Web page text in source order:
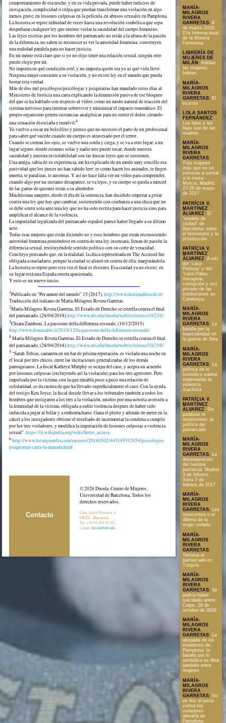
comportamiento de esa noche, y en su vida privada, puede haber indicios de
instigación, complicidad o culpa que puedan transformar una violación en algo
menos grave, en lesiones culposas en la película, en abusos sexuales en Pamplona.
La historia se repite infinidad de veces hasta una revolución simbólica que sepa
despedazar cualquier ley que intente violar la sacralidad del cuerpo femenino.
Las leyes escritas por los hombres del patriarcado no están a la altura de la pasión
de la diferencia, no saben ni reconocer ni ver la autoridad femenina; construyen
una realidad paralela para no hacer justicia.
En mi mente está claro que si yo no elijo tener una relación sexual, ningún otro
puede elegir por mí.
No importa en qué condición esté, y no importa quién sea yo ni qué vida lleve.
Ninguna mujer consiente a su violación, y no existe ley en el mundo que pueda
borrar esta verdad.
Más de dos mil psicólogos/psicólogas y psiquiatras han mandado estos días al
Ministerio de Justicia una carta explicando la dimensión pasiva de ese bloqueo
del que se ha hablado con respecto al vídeo, como un modo natural de reacción del
sistema nervioso para intentar sobrevivir y minimizar el impacto traumático. El
propio organismo genera sustancias analgésicas para no sentir el dolor, creando
una situación disociada e inmóvil.6
Yo vuelvo a tocar mi bolsillito y pienso que no necesito el parte de un profesional
para saber qué sucede cuando mi cuerpo es atravesado por el terror.
Cuando se cierran los ojos, se vuelve una sorda y ciega, y se va a otro lugar, a un
lugar seguro, donde estamos solas y nadie nos puede tocar; donde nuestra
sacralidad y nuestra inviolabilidad son las únicas leyes que se sostienen.
Una amiga, sabia de su experiencia, me ha explicado de un modo muy sencillo esa
pasividad que los jueces no han sabido leer: es como hacen los animales, te finges
muerta, te paralizas, te ausentas. Y así no hace falta ver un vídeo para comprender,
cuando algo por un instante desaparece, se va lejos, y su cuerpo se queda a merced
de las garras de quienes están a su alrededor.
Muchísimas mujeres, desde el día de la sentencia, han decidido empezar a gritar
contra una ley que hay que cambiar, sosteniendo con confianza a una chica que no
se debe sentir sola ante una ley que no ha sido escrita para hacer justicia sino para
amplificar el alcance de la violencia.
La impunidad legalizada del patriarcado español parece haber llegado a su último
acto.
Todas esas mujeres que están diciendo no y esos hombres que están reconociendo
autoridad femenina poniéndose en contra de una ley insensata, llenan de pasión la
diferencia sexual, restituyéndole sentido político con su corte de veracidad.
Concluyo pensando que, en la realidad, la chica representada en The Accused fue
obligada a trasladarse, porque la ciudad se alineó en contra de ella, marginándola.
La historia se repite pero esta vez el final es distinto. Esa ciudad ya no existe; en
su lugar está una España entera apasionada.
Y esto es un nuevo inicio.
1Publicado en “Per amore del mondo” 15 (2017),http://www.diotimafilosofe.it/
Traducción del italiano de María-Milagros Rivera Garretas.
2María-Milagros Rivera Garretas, El Estado de Derecho se estrella contra el final
del patriarcado, (28/04/2018)http://www.ub.edu/duoda/web/es/textos/10/219/
3Chiara Zamboni, La passione della differenza sessuale, (10/12/2015)
http://www.donnealtri.it/2015/12/la-passione-della-differenza-sessuale/
4 María-Milagros Rivera Garretas, El Estado de Derecho se estrella contra el final
del patriarcado, (28/04/2018)http://www.ub.edu/duoda/web/es/textos/10/219/
5 “Sarah Tobias, camarera en un bar de pésima reputación, es violada una noche en
el local por tres chicos, entre las incitaciones generalizadas de los demás
parroquianos. La fiscal Kathryn Murphy se ocupa del caso, y acepta un acuerdo
por lesiones culposas (excluyendo así la violación) para los tres agresores. Pero
impulsada por la víctima, con la que entabla poco a poco una relación de
solidaridad, se da cuenta de que ha llevado superficialmente el caso. Con la ayuda
del testigo Ken Joyce, la fiscal decide llevar a los tribunales también a todos los
hombres que instigaron a los tres a la violación, unidos por una notoria aversión a
la feminidad de la víctima, obligada a sufrir violencia despues de haber sido
inducida a jugar al billar y a emborracharse. Gana el pleito y además de meter en la
cárcel a los instigadores obtiene el resultado de incrementar la condena a cumplir
por los tres violadores, y modifica la imputación de lesiones culposas a violencia
sexual”.https://it.wikipedia.org/wiki/Sotto_accusa
6 http://www.lavanguardia.com/sucesos/20180502/443189512054/psicologos-
psiquiatras-carta-la-manada.html
Contacto
© 2026 Duoda. Centro de Mujeres,
Universidad de Barcelona, Todos los
derechos reservados.
Calle Adolf Florensa, 8,
08028 - Barcelona
Tel. +34 93 403 97 92.
e-mail:duoda@ub.edu
MARÍA-
MILAGROS
RIVERA
GARRETAS: 8
de marzo 2018:
Día Internacional
de la Miseria
Femenina
LIBRERÍA DE
MUJERES DE
MILÁN : Hablan
las mujeres,
hablan
MARÍA-
MILAGROS
RIVERA
GARRETAS: El
incesto
LOLA SANTOS
FERNÁNDEZ:
Los hijos y las
hijas son de las
madres
MARÍA-
MILAGROS
RIVERA
GARRETAS:
Tres mujeres
más que no se
volverán a sentar
a la mesa:
Murcia, Madrid,
27-28 de mayo
de 2017
PATRÍCIA V.
MARTÍNEZ
ÀLVAREZ: El
“modelo de
ciudad” de
Barcelona: entre
el feminismo y la
prostitución
PATRÍCIA V.
MARTÍNEZ
ÀLVAREZ: A raíz
del “caso
Pretoria” y del
“caso Palau:
misoginia,
corrupción y uso
privado de las
instituciones en
Catalunya.
MARÍA-
MILAGROS
RIVERA
GARRETAS: La
batalla por la
masculinidad en
la guerra de Siria
MARÍA-
MILAGROS
RIVERA
GARRETAS:
La
política de lo
simbólico vuelve
impensable la
violencia
machista
PATRÍCIA V.
MARTÍNEZ
ÀLVAREZ: Sin
palabras ni
testimonios: la
política del
patriarcado
MARÍA-
MILAGROS
RIVERA
GARRETAS: La
desesperación
del hombre
patriarcal: Madrid
3 de febrero,
Súria 7 de
febrero de 2017
MARÍA-
MILAGROS
RIVERA
GARRETAS: Les
Innocentes o el
dilema de la
mujer violada
MARÍA-
MILAGROS
RIVERA
GARRETAS:
Termina el
patriarcado en
Turquía
MARÍA-
MILAGROS
RIVERA
GARRETAS: Se
podría haber
suicidado antes:
Calpe, 28 de
octubre de 2016
MARÍA-
MILAGROS
RIVERA
GARRETAS: La
abogada de los
violadores de.
Pamplona: la
batalla por lo
simbólico se libra
también entre
mujeres
MARÍA-
MILAGROS
RIVERA
GARRETAS: No
es No: el juicio
contra los
violadores
alimaña de
Pamplona